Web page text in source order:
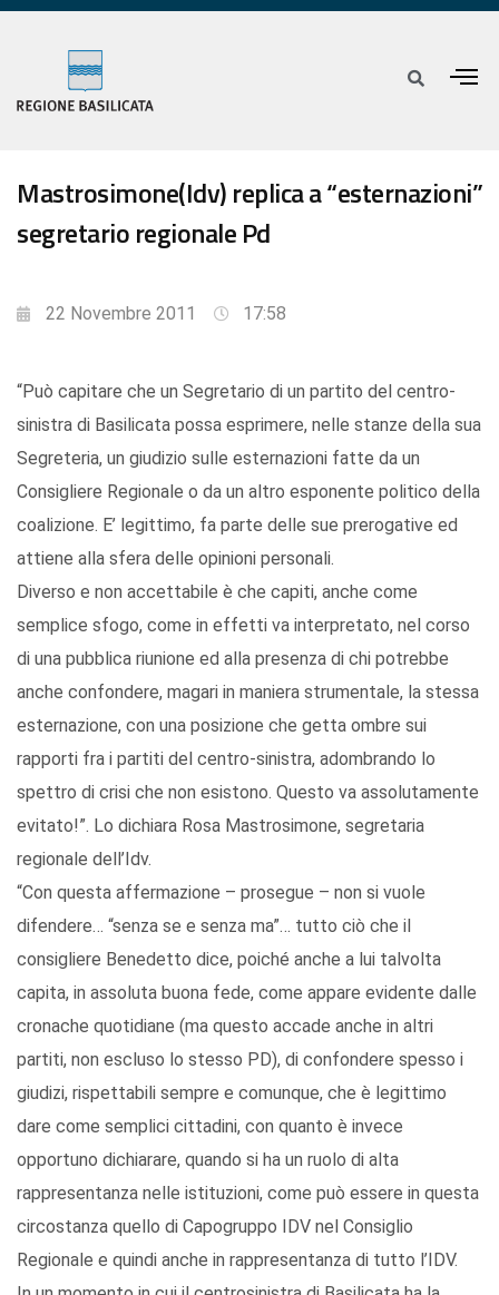
Mastrosimone(Idv) replica a “esternazioni”
segretario regionale Pd
22 Novembre 2011 17:58
“Può capitare che un Segretario di un partito del centro-
sinistra di Basilicata possa esprimere, nelle stanze della sua
Segreteria, un giudizio sulle esternazioni fatte da un
Consigliere Regionale o da un altro esponente politico della
coalizione. E’ legittimo, fa parte delle sue prerogative ed
attiene alla sfera delle opinioni personali.
Diverso e non accettabile è che capiti, anche come
semplice sfogo, come in effetti va interpretato, nel corso
di una pubblica riunione ed alla presenza di chi potrebbe
anche confondere, magari in maniera strumentale, la stessa
esternazione, con una posizione che getta ombre sui
rapporti fra i partiti del centro-sinistra, adombrando lo
spettro di crisi che non esistono. Questo va assolutamente
evitato!”. Lo dichiara Rosa Mastrosimone, segretaria
regionale dell’Idv.
“Con questa affermazione – prosegue – non si vuole
difendere… “senza se e senza ma”… tutto ciò che il
consigliere Benedetto dice, poiché anche a lui talvolta
capita, in assoluta buona fede, come appare evidente dalle
cronache quotidiane (ma questo accade anche in altri
partiti, non escluso lo stesso PD), di confondere spesso i
giudizi, rispettabili sempre e comunque, che è legittimo
dare come semplici cittadini, con quanto è invece
opportuno dichiarare, quando si ha un ruolo di alta
rappresentanza nelle istituzioni, come può essere in questa
circostanza quello di Capogruppo IDV nel Consiglio
Regionale e quindi anche in rappresentanza di tutto l’IDV.